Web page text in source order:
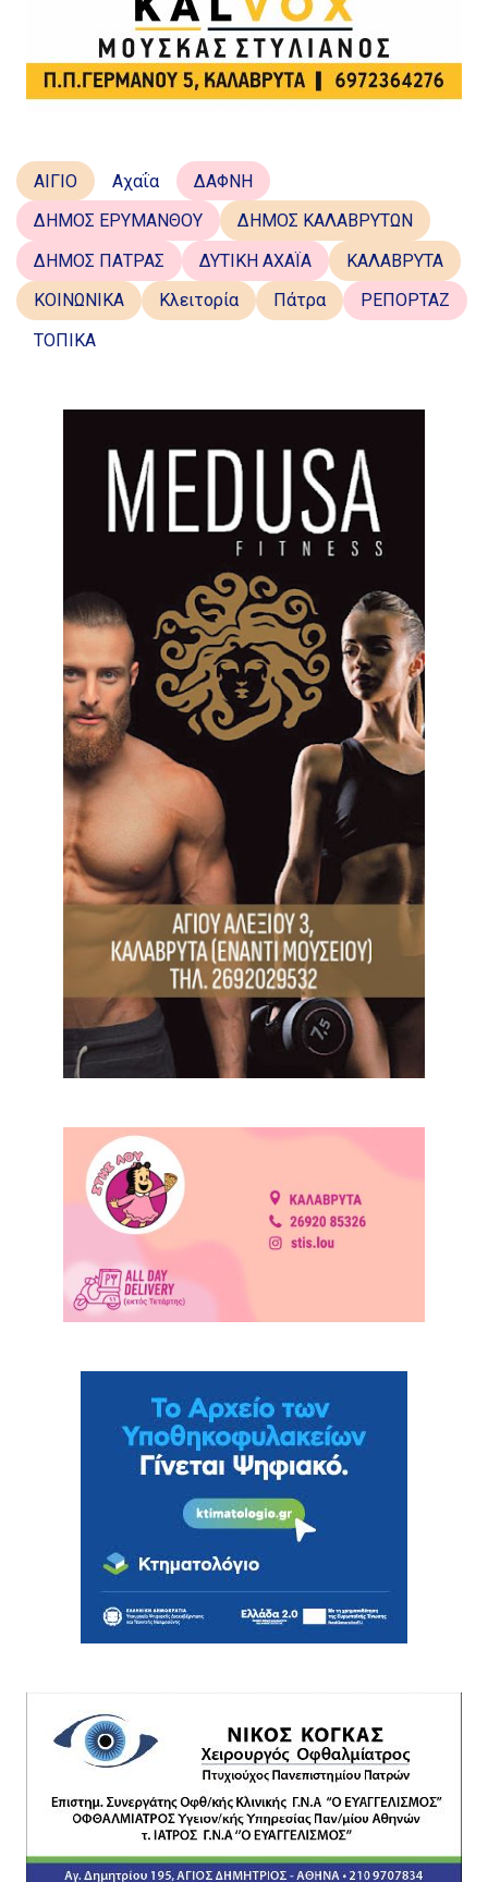
ΑΙΓΙΟ Αχαΐα
ΔΑΦΝΗ
ΔΗΜΟΣ ΕΡΥΜΑΝΘΟΥ
ΔΗΜΟΣ ΚΑΛΑΒΡΥΤΩΝ
ΔΗΜΟΣ ΠΑΤΡΑΣ
ΔΥΤΙΚΗ ΑΧΑΪΑ
ΚΑΛΑΒΡΥΤΑ
ΚΟΙΝΩΝΙΚΑ
Κλειτορία Πάτρα
ΡΕΠΟΡΤΑΖ
ΤΟΠΙΚΑ